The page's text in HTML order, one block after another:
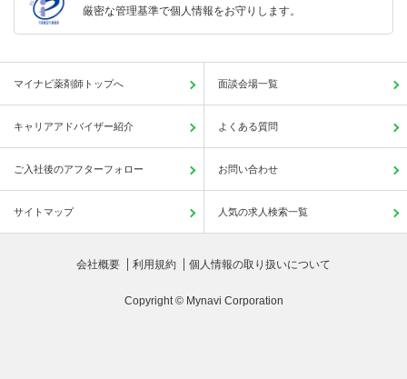
厳密な管理基準で個人情報をお守りします。
マイナビ薬剤師トップへ 面談会場一覧
キャリアアドバイザー紹介 よくある質問
ご入社後のアフターフォロー お問い合わせ
サイトマップ 人気の求人検索一覧
会社概要 利用規約 個人情報の取り扱いについて
Copyright © Mynavi Corporation